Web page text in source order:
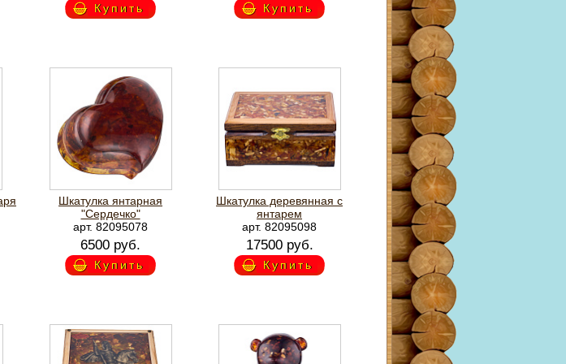
Купить Купить
Шкатулка янтарная
"Сердечко"
арт. 82095078
6500 руб.
Купить
Шкатулка деревянная с
янтарем
арт. 82095098
17500 руб.
Купить